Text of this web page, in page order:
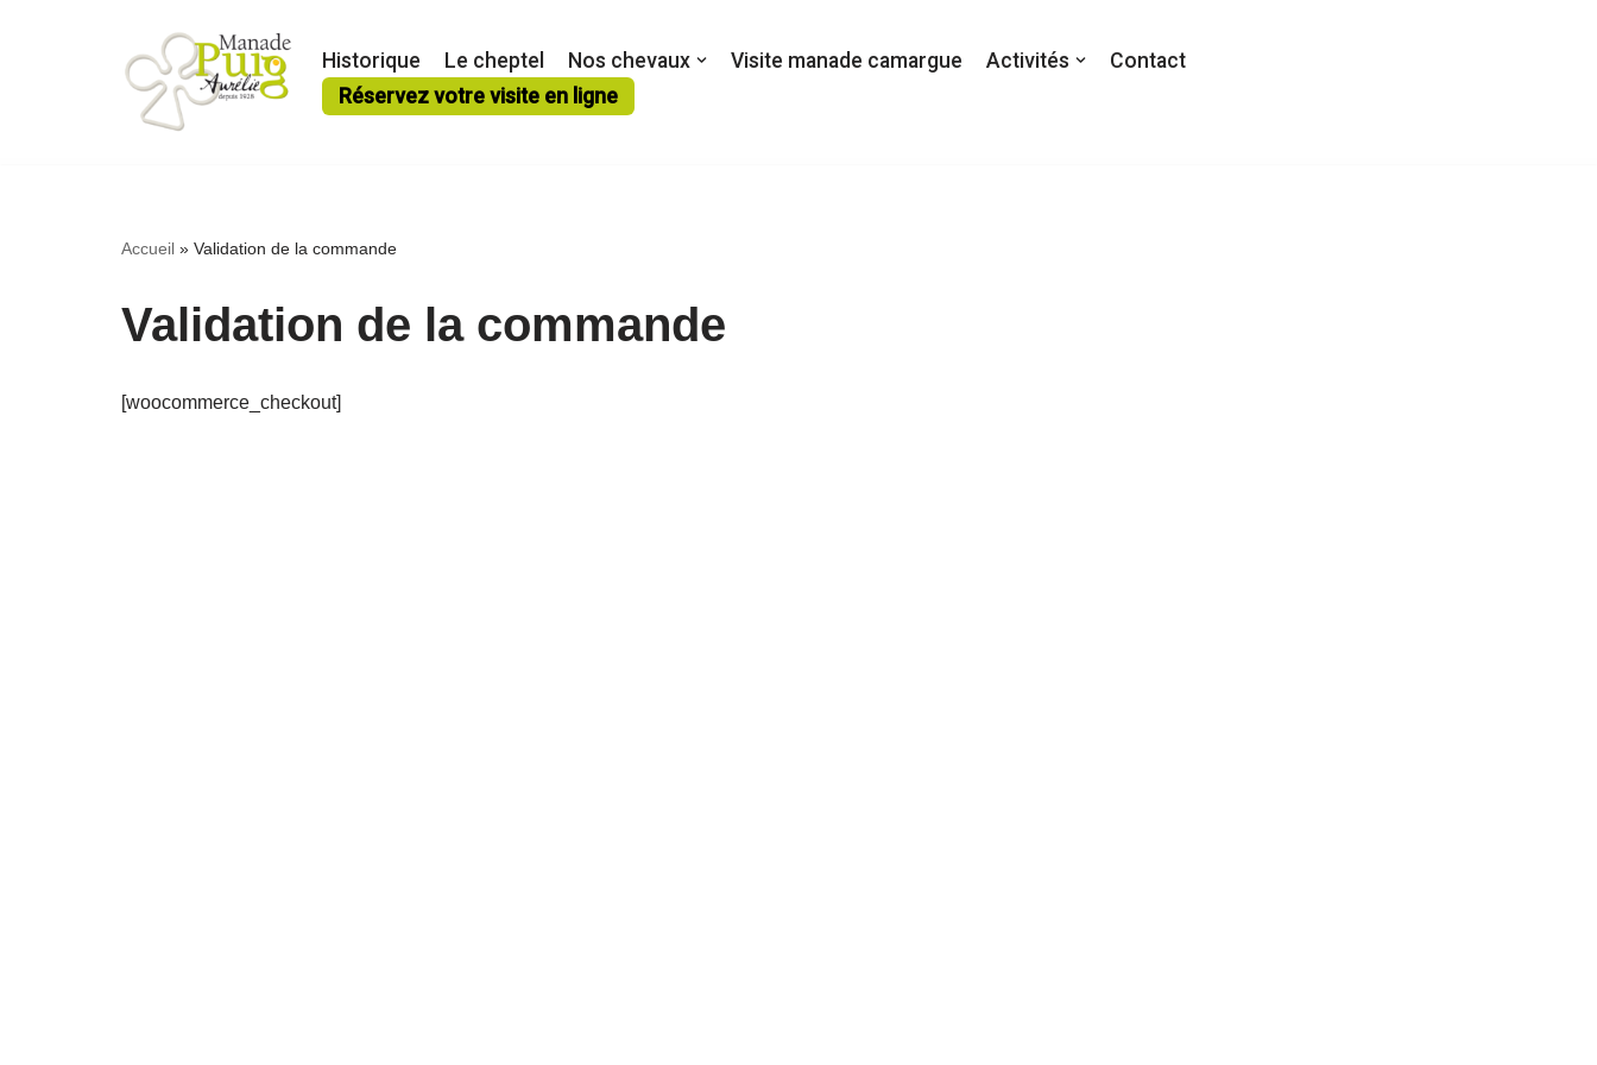
Historique Le cheptel Nos chevaux Visite manade camargue Activités
Contact
Réservez votre visite en ligne
Accueil » Validation de la commande
Validation de la commande
[woocommerce_checkout]